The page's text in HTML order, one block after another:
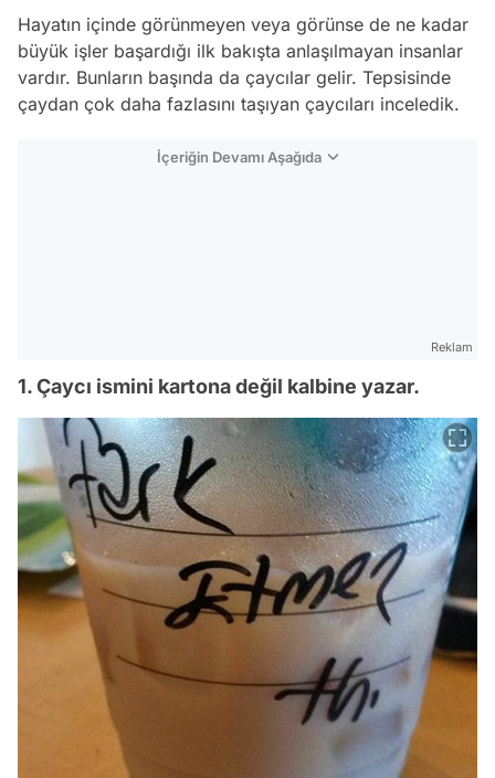
Hayatın içinde görünmeyen veya görünse de ne kadar
büyük işler başardığı ilk bakışta anlaşılmayan insanlar
vardır. Bunların başında da çaycılar gelir. Tepsisinde
çaydan çok daha fazlasını taşıyan çaycıları inceledik.
İçeriğin Devamı Aşağıda
Reklam
1. Çaycı ismini kartona değil kalbine yazar.